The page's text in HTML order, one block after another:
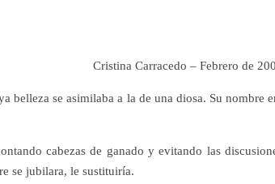
Cristina Carracedo – Febrero de
belleza se asimilaba a la de una diosa. Su nombre
cabezas de ganado y evitando las
se jubilara, le sustituiría.